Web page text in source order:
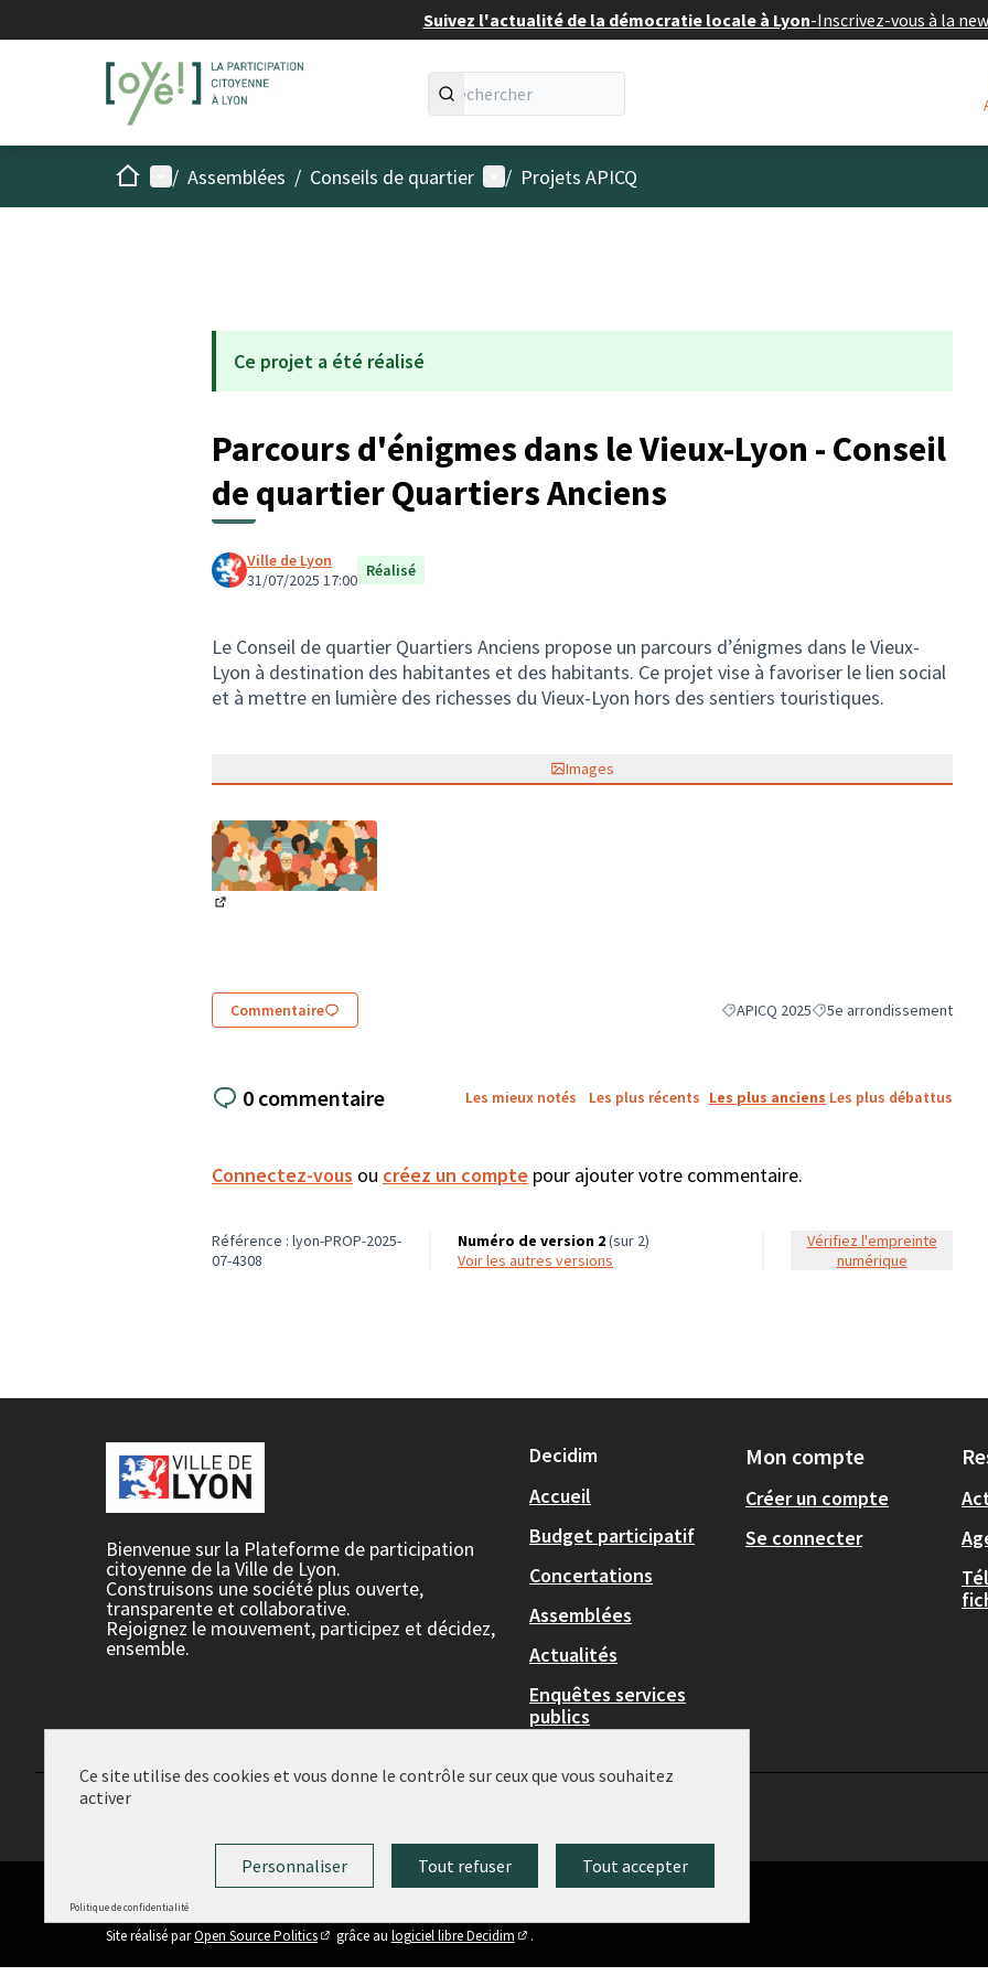
Suivez l'actualité de la démocratie locale à Lyon-Inscrivez-vous à la
AccueilMenu principal
/ Assemblées / Conseils de quartier Menu utilisateur
/ Projets APICQ
Ce projet a été réalisé
Parcours d'énigmes dans le Vieux-Lyon - Conseil
de quartier Quartiers Anciens
Ville de Lyon
31/07/2025 17:00 Réalisé
Le Conseil de quartier Quartiers Anciens propose un parcours d’énigmes dans le Vieux-
Lyon à destination des habitantes et des habitants. Ce projet vise à favoriser le lien social
et à mettre en lumière des richesses du Vieux-Lyon hors des sentiers touristiques.
Images
Commentaire Filtrer les résultats de la catégorie :
APICQ 2025Filtrer les résultats pour la
5e arrondissement
0 commentaire Les mieux notés Les plus récents Les plus anciens Les plus débattus
Connectez-vous ou créez un compte pour ajouter votre commentaire.
Référence : lyon-PROP-2025-
07-4308
Numéro de version 2(sur 2)
voir les autres versions
Vérifiez l'empreinte
numérique
Bienvenue sur la Plateforme de participation
citoyenne de la Ville de Lyon.
Construisons une société plus ouverte,
transparente et collaborative.
Rejoignez le mouvement, participez et décidez,
ensemble.
Decidim
Accueil
Budget participatif
Concertations
Assemblées
Actualités
Enquêtes services
publics
Mon compte
Créer un compte
Se connecter
(Lien externe)
Site réalisé parOpen Source Politics
(Lien externe)
grâce au logiciel libre Decidim .
Ce site utilise des cookies et vous donne le contrôle sur ceux que vous souhaitez
activer
Tout accepter
Tout refuser
Personnaliser
Politique de confidentialité